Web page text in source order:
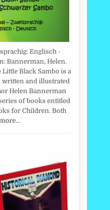
Englisch -
Bannerman, Helen.
Little Black Sambo is a
and illustrated
Helen Bannerman
of books entitled
for Children. Both